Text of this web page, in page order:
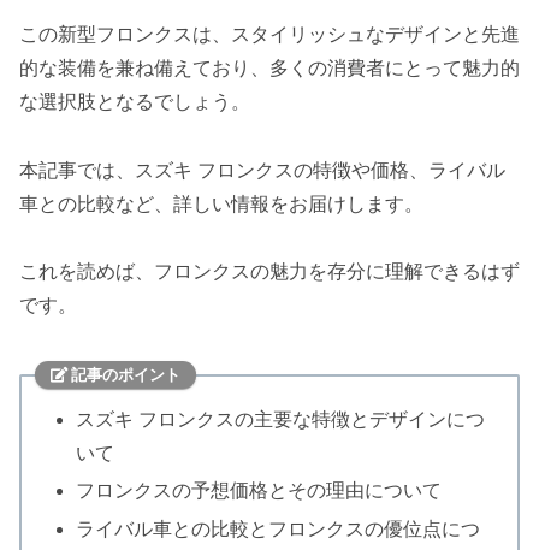
この新型フロンクスは、スタイリッシュなデザインと先進
的な装備を兼ね備えており、多くの消費者にとって魅力的
な選択肢となるでしょう。
本記事では、スズキ フロンクスの特徴や価格、ライバル
車との比較など、詳しい情報をお届けします。
これを読めば、フロンクスの魅力を存分に理解できるはず
です。
記事のポイント
スズキ フロンクスの主要な特徴とデザインにつ
いて
フロンクスの予想価格とその理由について
ライバル車との比較とフロンクスの優位点につ